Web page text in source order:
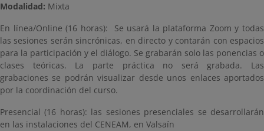
Modalidad: Mixta
En línea/Online (16 horas): Se usará la plataforma Zoom y todas
las sesiones serán sincrónicas, en directo y contarán con espacios
para la participación y el diálogo. Se grabarán solo las ponencias o
clases teóricas. La parte práctica no será grabada. Las
grabaciones se podrán visualizar desde unos enlaces aportados
por la coordinación del curso.
Presencial (16 horas): las sesiones presenciales se desarrollarán
en las instalaciones del CENEAM, en Valsaín